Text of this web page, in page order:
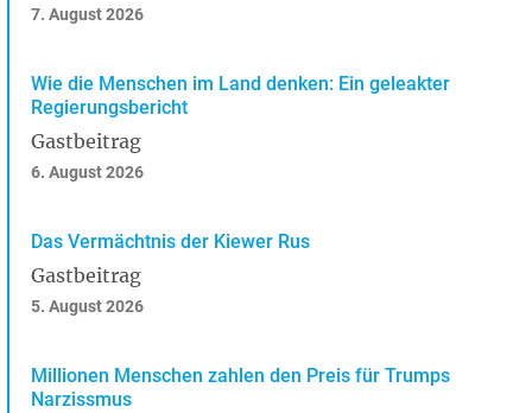
7. August 2026
Wie die Menschen im Land denken: Ein geleakter
Regierungsbericht
Gastbeitrag
6. August 2026
Das Vermächtnis der Kiewer Rus
Gastbeitrag
5. August 2026
Millionen Menschen zahlen den Preis für Trumps
Narzissmus